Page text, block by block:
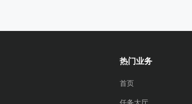
热门业务
首页